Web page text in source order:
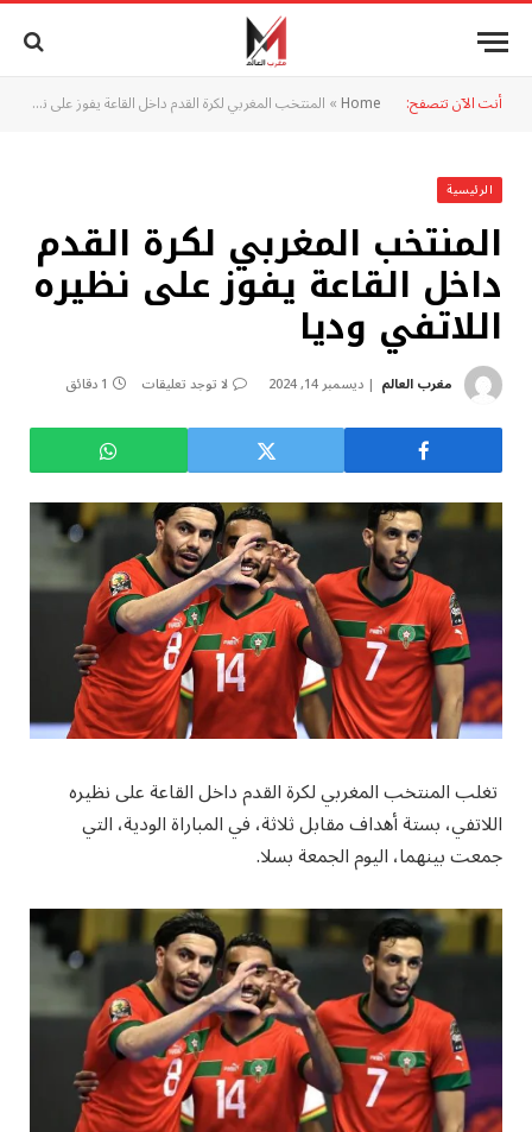
أنت الآن تتصفح: Home
» المنتخب المغربي لكرة القدم داخل القاعة يفوز على نظيره اللاتفي وديا
الرئيسية
المنتخب المغربي لكرة القدم
داخل القاعة يفوز على نظيره
اللاتفي وديا
مغرب العالم ديسمبر 14, 2024 لا توجد تعليقات 1 دقائق
تغلب المنتخب المغربي لكرة القدم داخل القاعة على نظيره
اللاتفي، بستة أهداف مقابل ثلاثة، في المباراة الودية، التي
جمعت بينهما، اليوم الجمعة بسلا.